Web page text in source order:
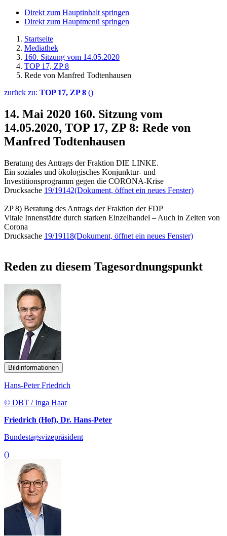
Direkt zum Hauptinhalt springen
Direkt zum Hauptmenü springen
Startseite
Mediathek
160. Sitzung vom 14.05.2020
TOP 17, ZP 8
Rede von Manfred Todtenhausen
zurück zu: TOP 17, ZP 8 ()
14. Mai 2020 160. Sitzung vom
14.05.2020, TOP 17, ZP 8: Rede von
Manfred Todtenhausen
Beratung des Antrags der Fraktion DIE LINKE.
Ein soziales und ökologisches Konjunktur- und
Investitionsprogramm gegen die CORONA-Krise
Drucksache 19/19142(Dokument, öffnet ein neues Fenster)
ZP 8) Beratung des Antrags der Fraktion der FDP
Vitale Innenstädte durch starken Einzelhandel – Auch in Zeiten von
Corona
Drucksache 19/19118(Dokument, öffnet ein neues Fenster)
Reden zu diesem Tagesordnungspunkt
Bildinformationen
Hans-Peter Friedrich
© DBT / Inga Haar
Friedrich (Hof), Dr. Hans-Peter
Bundestagsvizepräsident
()